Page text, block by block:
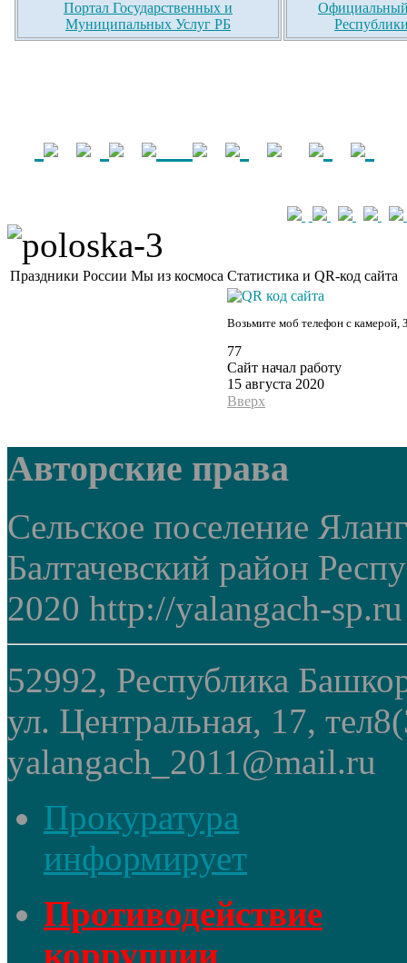
Портал Государственных и
Муниципальных Услуг РБ
Официальный
Праздники России Мы из космоса Статистика и QR-код сайта
Возьмите моб телефон с камерой,
77
Сайт начал работу
15 августа 2020
Вверх
Авторские права
Сельское поселение
Балтачевский район
2020 http://yalangach-sp.ru
52992, Республика
ул. Центральная, 17,
yalangach_2011@mail.ru
Прокуратура
информирует
Противодействие
коррупции